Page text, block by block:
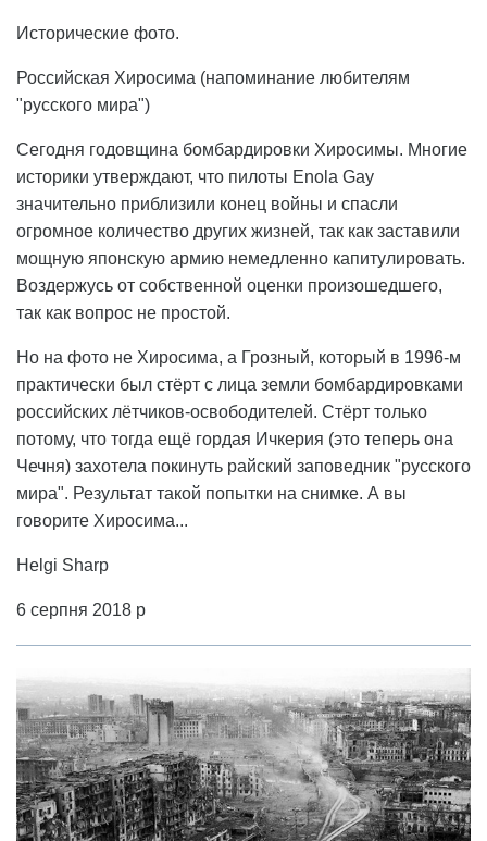
Исторические фото.
Российская Хиросима (напоминание любителям
"русского мира")
Сегодня годовщина бомбардировки Хиросимы. Многие
историки утверждают, что пилоты Enola Gay
значительно приблизили конец войны и спасли
огромное количество других жизней, так как заставили
мощную японскую армию немедленно капитулировать.
Воздержусь от собственной оценки произошедшего,
так как вопрос не простой.
Но на фото не Хиросима, а Грозный, который в 1996-м
практически был стёрт с лица земли бомбардировками
российских лётчиков-освободителей. Стёрт только
потому, что тогда ещё гордая Ичкерия (это теперь она
Чечня) захотела покинуть райский заповедник "русского
мира". Результат такой попытки на снимке. А вы
говорите Хиросима...
Helgi Sharp
6 серпня 2018 р